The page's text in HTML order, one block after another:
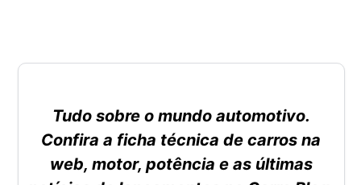
Tudo sobre o mundo automotivo.
Confira a ficha técnica de carros na
web, motor, potência e as últimas